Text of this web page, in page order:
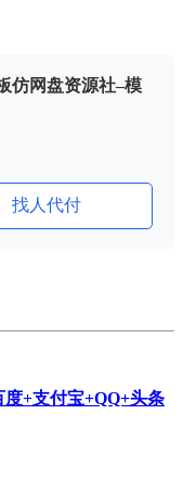
仿网盘资源社–模
找人代付
+支付宝+QQ+头条